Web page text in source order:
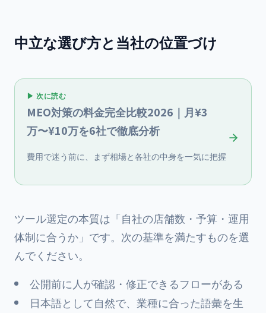
中立な選び方と当社の位置づけ
▶ 次に読む
MEO対策の料金完全比較2026｜月¥3
万〜¥10万を6社で徹底分析
費用で迷う前に、まず相場と各社の中身を一気に把握
ツール選定の本質は「自社の店舗数・予算・運用
体制に合うか」です。次の基準を満たすものを選
んでください。
公開前に人が確認・修正できるフローがある
日本語として自然で、業種に合った語彙を生